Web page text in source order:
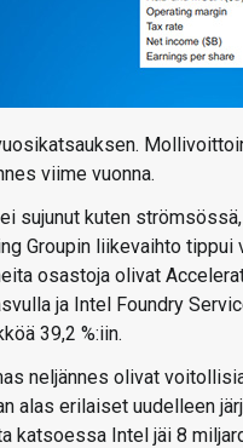
viime vuonna.
sujunut kuten
Groupin liikevaihto tippui
osastoja olivat
ja Intel Foundry
39,2 %:iin.
neljännes olivat
alas erilaiset uudelleen
katsoessa Intel jäi 8